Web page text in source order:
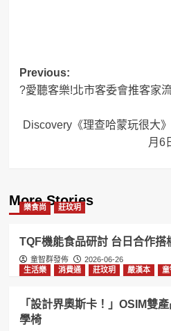
Post
navigation
Previous:
?愛聽客樂!北市客委會推客家
Discovery《理查哈蒙玩很大
月6
More Stories
樂食尚 莊玟玥
TQF機能食品研討 台日合作搭
童智群發佈
2026-06-26
生活樂
消費通 莊玟玥 嚴漢本 童
「設計界奧斯卡！」OSIM雙
學椅